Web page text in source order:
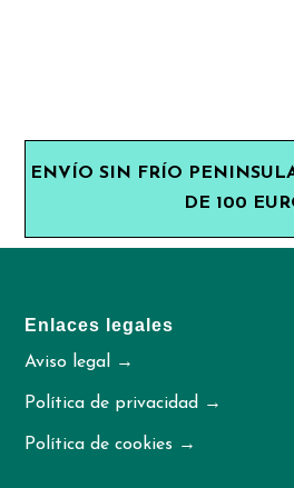
ENVÍO SIN FRÍO
DE 100
Enlaces legales
Aviso legal →
Política de privacidad →
Política de cookies →